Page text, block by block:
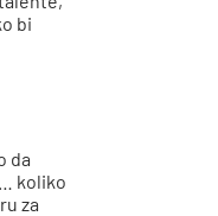
bi
da
koliko
za